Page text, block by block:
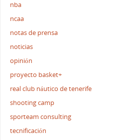
nba
ncaa
notas de prensa
noticias
opinión
proyecto basket+
real club náutico de tenerife
shooting camp
sporteam consulting
tecnificación